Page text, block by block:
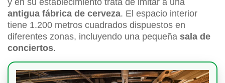
antigua fábrica de cerveza. El espacio interior
tiene 1.200 metros cuadrados dispuestos en
diferentes zonas, incluyendo una pequeña sala de
conciertos.